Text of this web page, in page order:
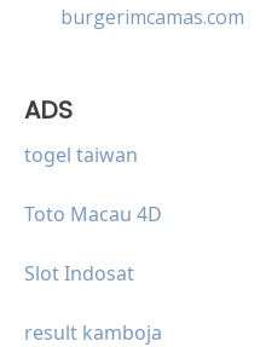
burgerimcamas.com
ADS
togel taiwan
Toto Macau 4D
Slot Indosat
result kamboja